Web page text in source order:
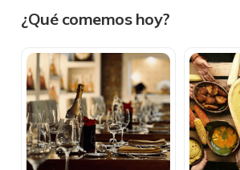
15% de descuento en cirugías
refractivas para pacientes
Ahora tus blu benefits
sola app.
¿Qué comemos hoy?